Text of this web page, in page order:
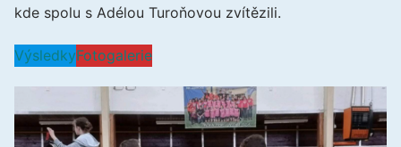
kde spolu s Adélou Turoňovou zvítězili.
VýsledkyFotogalerie